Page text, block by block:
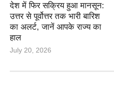
देश में फिर सक्रिय हुआ मानसून:
उत्तर से पूर्वोत्तर तक भारी बारिश
का अलर्ट, जानें आपके राज्य का
हाल
July 20, 2026